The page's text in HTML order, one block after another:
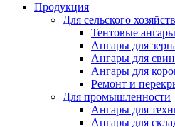
Продукция
Для сельского
Тентовые ангары
Ангары для
Ангары для
Ангары для
Ремонт и
Для промышленности
Ангары для
Ангары для